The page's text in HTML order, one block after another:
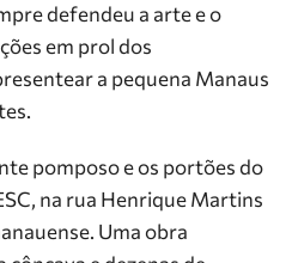
defendeu a arte e o
em prol dos
a pequena Manaus
pomposo e os portões do
na rua Henrique Martins
Uma obra